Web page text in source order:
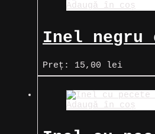
Adaugă în coș
Inel negru
Preț: 15,00 lei
Adaugă în coș